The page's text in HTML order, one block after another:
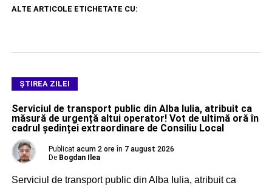
ALTE ARTICOLE ETICHETATE CU:
ŞTIREA ZILEI
Serviciul de transport public din Alba Iulia, atribuit ca
măsură de urgență altui operator! Vot de ultimă oră în
cadrul ședinței extraordinare de Consiliu Local
Publicat acum 2 ore în 7 august 2026
De Bogdan Ilea
Serviciul de transport public din Alba Iulia, atribuit ca